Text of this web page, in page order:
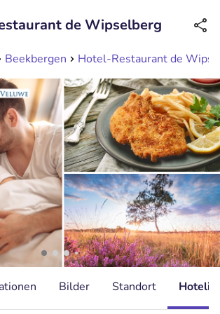
Erreichbar bis 23:00 Uhr (max 0,09€/Min)
Beekbergen Hotel-Restaurant de
de Wipselberg
Bilder Standort